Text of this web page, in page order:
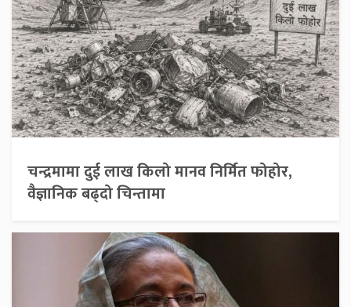
चन्द्रमामा दुई लाख किलो मानव निर्मित फोहोर,
वैज्ञानिक बढ्दो चिन्तामा